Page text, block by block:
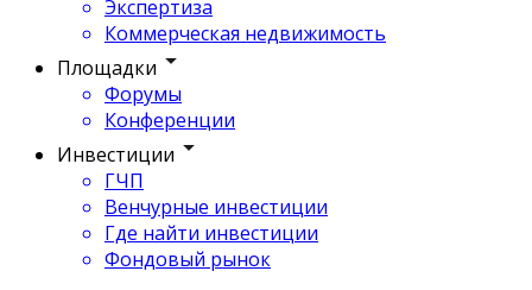
Экспертиза
Коммерческая недвижимость
Площадки
Форумы
Конференции
Инвестиции
ГЧП
Венчурные инвестиции
Где найти инвестиции
Фондовый рынок